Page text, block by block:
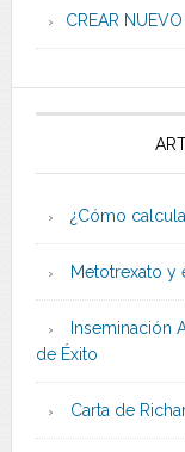
CREAR
¿Cómo
Metotrexato y
Inseminación
de Éxito
Carta de